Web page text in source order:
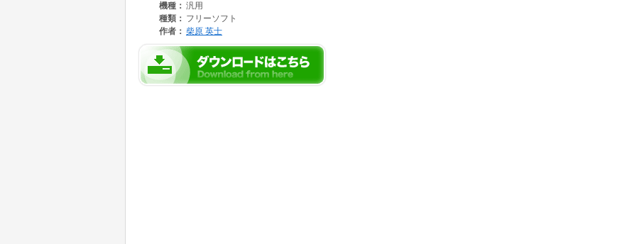
機種： 汎用
種類： フリーソフト
作者： 柴原 英士